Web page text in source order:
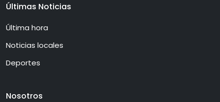
Últimas Noticias
Última hora
Noticias locales
Deportes
Nosotros